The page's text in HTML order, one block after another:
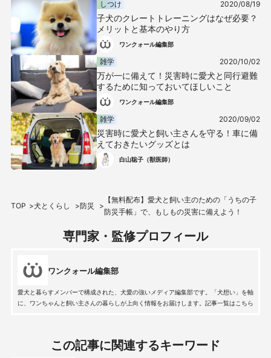
しつけ 2020/08/19
子犬のクレートトレーニングはなぜ必要？
メリットと基本のやり方
ワンクォール編集部
雑学 2020/10/02
万が一に備えて！災害時に愛犬と同行避難
するために知っておいてほしいこと
ワンクォール編集部
雑学 2020/09/02
災害時に愛犬と飼い主さんを守る！車に備
えておきたいグッズとは
白山聡子（獣医師）
TOP 犬とくらし 防災
【無料配布】愛犬と飼い主のための「うちの子
防災手帳」で、もしもの災害に備えよう！
専門家・監修プロフィール
ワンクォール編集部
愛犬と暮らすメンバーで構成された、犬愛の強いメディア編集部です。「犬想い」を軸
に、ワンちゃんと飼い主さんの暮らしが上向く情報をお届けします。記事一覧はこちら
この記事に関連するキーワード